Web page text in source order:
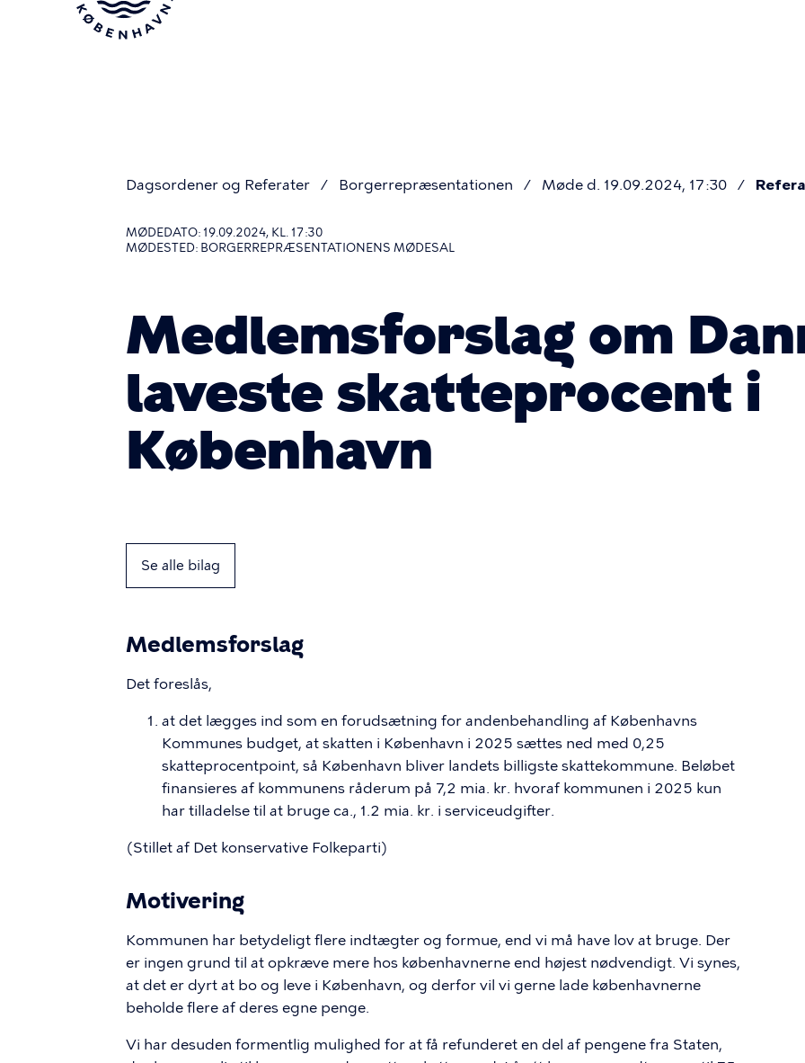
Dagsordener og Referater Borgerrepræsentationen Møde d. 19.09.2024, 17:30
MØDEDATO: 19.09.2024, KL. 17:30
MØDESTED: BORGERREPRÆSENTATIONENS MØDESAL
Medlemsforslag om
laveste skatteprocent i
København
Se alle bilag
Medlemsforslag
Det foreslås,
at det lægges ind som en forudsætning for andenbehandling af Københavns
Kommunes budget, at skatten i København i 2025 sættes ned med 0,25
skatteprocentpoint, så København bliver landets billigste skattekommune. Beløbet
finansieres af kommunens råderum på 7,2 mia. kr. hvoraf kommunen i 2025 kun
har tilladelse til at bruge ca., 1.2 mia. kr. i serviceudgifter.
(Stillet af Det konservative Folkeparti)
Motivering
Kommunen har betydeligt flere indtægter og formue, end vi må have lov at bruge. Der
er ingen grund til at opkræve mere hos københavnerne end højest nødvendigt. Vi synes,
at det er dyrt at bo og leve i København, og derfor vil vi gerne lade københavnerne
beholde flere af deres egne penge.
Vi har desuden formentlig mulighed for at få refunderet en del af pengene fra Staten,